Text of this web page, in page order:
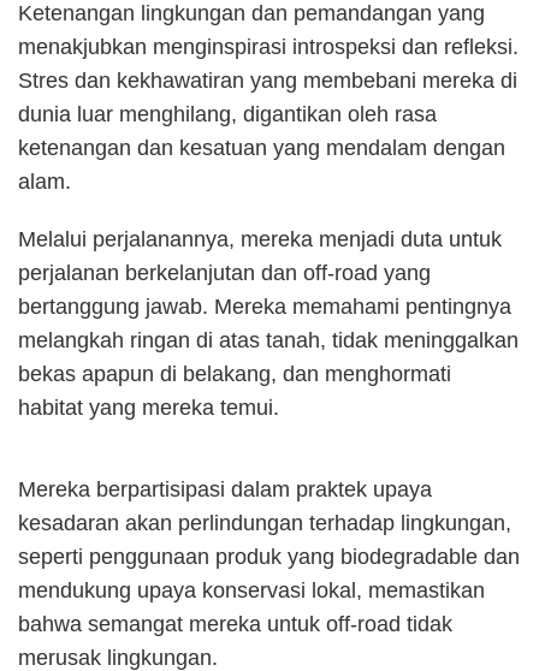
Ketenangan lingkungan dan pemandangan yang
menakjubkan menginspirasi introspeksi dan refleksi.
Stres dan kekhawatiran yang membebani mereka di
dunia luar menghilang, digantikan oleh rasa
ketenangan dan kesatuan yang mendalam dengan
alam.
Melalui perjalanannya, mereka menjadi duta untuk
perjalanan berkelanjutan dan off-road yang
bertanggung jawab. Mereka memahami pentingnya
melangkah ringan di atas tanah, tidak meninggalkan
bekas apapun di belakang, dan menghormati
habitat yang mereka temui.
Mereka berpartisipasi dalam praktek upaya
kesadaran akan perlindungan terhadap lingkungan,
seperti penggunaan produk yang biodegradable dan
mendukung upaya konservasi lokal, memastikan
bahwa semangat mereka untuk off-road tidak
merusak lingkungan.